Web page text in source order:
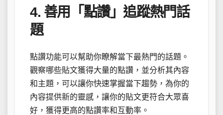
4. 善用「點讚」追蹤熱門話
題
點讚功能可以幫助你瞭解當下最熱門的話題。
觀察哪些貼文獲得大量的點讚，並分析其內容
和主題，可以讓你快速掌握當下趨勢，為你的
內容提供新的靈感，讓你的貼文更符合大眾喜
好，獲得更高的點讚率和互動率。